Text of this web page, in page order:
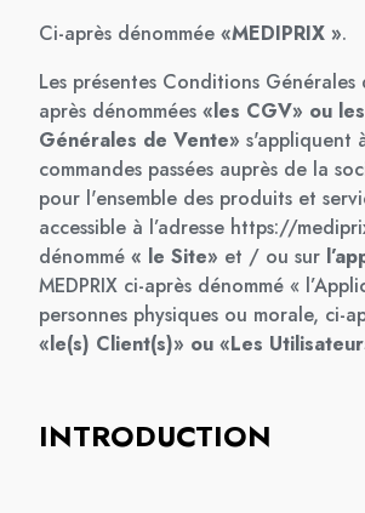
Ci-après dénommée «MEDIPRIX ».
Les présentes Conditions Générales
après dénommées «les CGV» ou
Générales de Vente» s'appliquent
commandes passées auprès de la
pour l'ensemble des produits et
accessible à l’adresse https://
dénommé « le Site» et / ou sur
MEDPRIX ci-après dénommé «
personnes physiques ou morale, ci-
«le(s) Client(s)» ou «Les
INTRODUCTION